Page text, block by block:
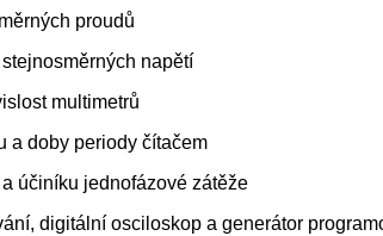
proudů
napětí
multimetrů
a doby periody čítačem
účiníku jednofázové zátěže
digitální osciloskop a generátor